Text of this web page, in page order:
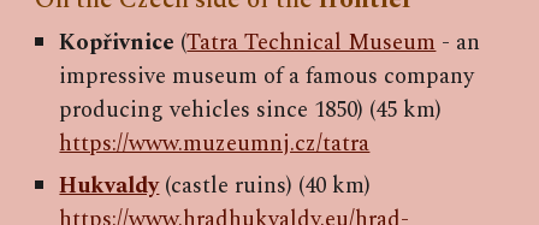
Kopřivnice (Tatra Technical Museum- an
impressive museum of a famous company
producing vehicles since 1850) (45 km)
https://www.muzeumnj.cz/tatra
Hukvaldy(castle ruins) (40 km)